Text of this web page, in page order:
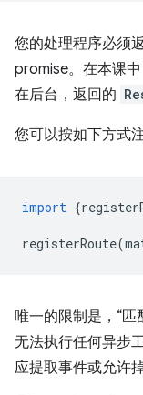
您的处理程序必须
promise。在本课
在后台，返回的
您可以按如下方式
import {
registerRoute(
唯一的限制是，“匹
无法执行任何异步
应提取事件或允许